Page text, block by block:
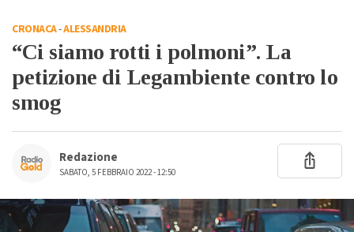
CRONACA-ALESSANDRIA
“Ci siamo rotti i polmoni”. La
petizione di Legambiente contro lo
smog
Redazione
SABATO, 5 FEBBRAIO 2022 - 12:50